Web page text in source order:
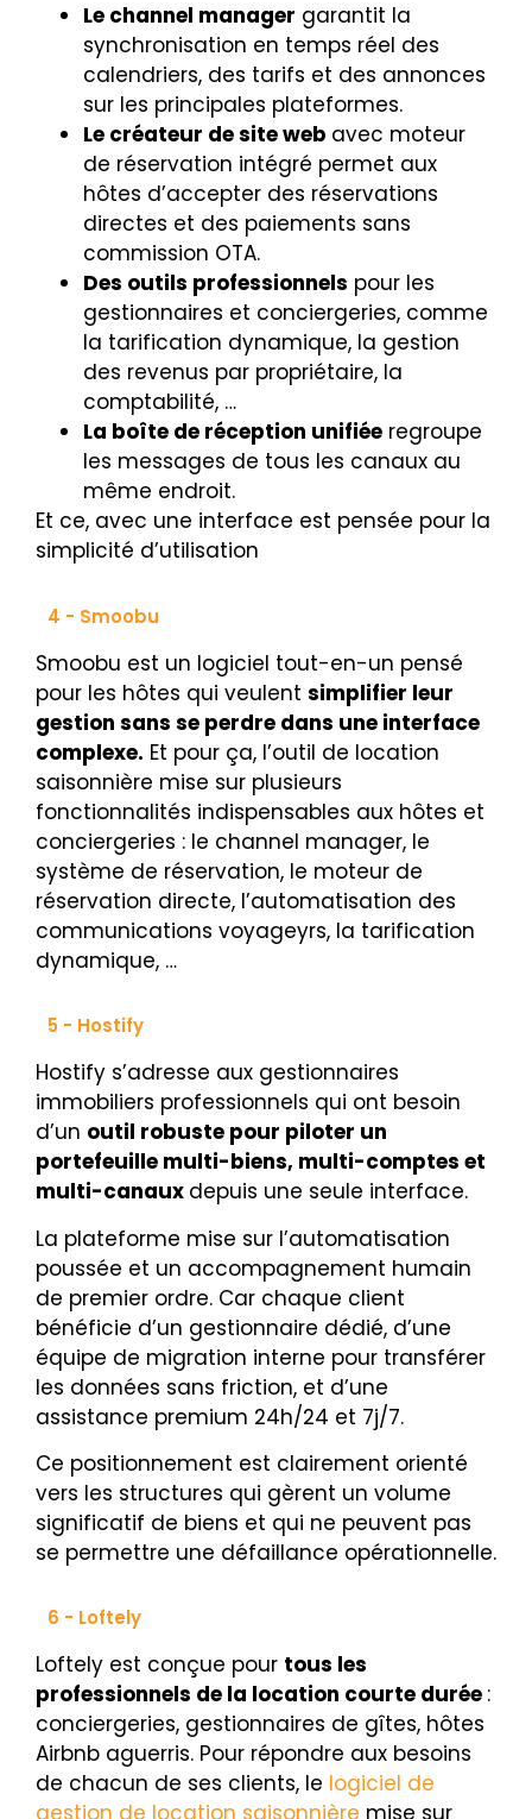
Le channel manager garantit la
synchronisation en temps réel des
calendriers, des tarifs et des annonces
sur les principales plateformes.
Le créateur de site web avec moteur
de réservation intégré permet aux
hôtes d’accepter des réservations
directes et des paiements sans
commission OTA.
Des outils professionnels pour les
gestionnaires et conciergeries, comme
la tarification dynamique, la gestion
des revenus par propriétaire, la
comptabilité, …
La boîte de réception unifiée regroupe
les messages de tous les canaux au
même endroit.
Et ce, avec une interface est pensée pour la
simplicité d’utilisation
4 - Smoobu
Smoobu est un logiciel tout-en-un pensé
pour les hôtes qui veulent simplifier leur
gestion sans se perdre dans une interface
complexe. Et pour ça, l’outil de location
saisonnière mise sur plusieurs
fonctionnalités indispensables aux hôtes et
conciergeries : le channel manager, le
système de réservation, le moteur de
réservation directe, l’automatisation des
communications voyageyrs, la tarification
dynamique, …
5 - Hostify
Hostify s’adresse aux gestionnaires
immobiliers professionnels qui ont besoin
d’un outil robuste pour piloter un
portefeuille multi-biens, multi-comptes et
multi-canaux depuis une seule interface.
La plateforme mise sur l’automatisation
poussée et un accompagnement humain
de premier ordre. Car chaque client
bénéficie d’un gestionnaire dédié, d’une
équipe de migration interne pour transférer
les données sans friction, et d’une
assistance premium 24h/24 et 7j/7.
Ce positionnement est clairement orienté
vers les structures qui gèrent un volume
significatif de biens et qui ne peuvent pas
se permettre une défaillance opérationnelle.
6 - Loftely
Loftely est conçue pour tous les
professionnels de la location courte durée :
conciergeries, gestionnaires de gîtes, hôtes
Airbnb aguerris. Pour répondre aux besoins
de chacun de ses clients, le logiciel de